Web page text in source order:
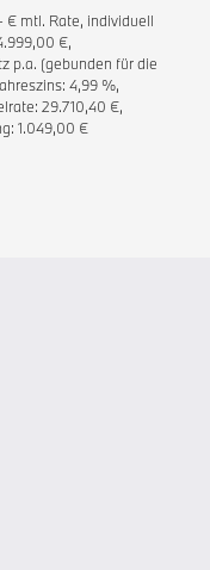
€ mtl. Rate, individuell
€,
p.a. (gebunden für die
4,99 %,
29.710,40 €,
1.049,00 €